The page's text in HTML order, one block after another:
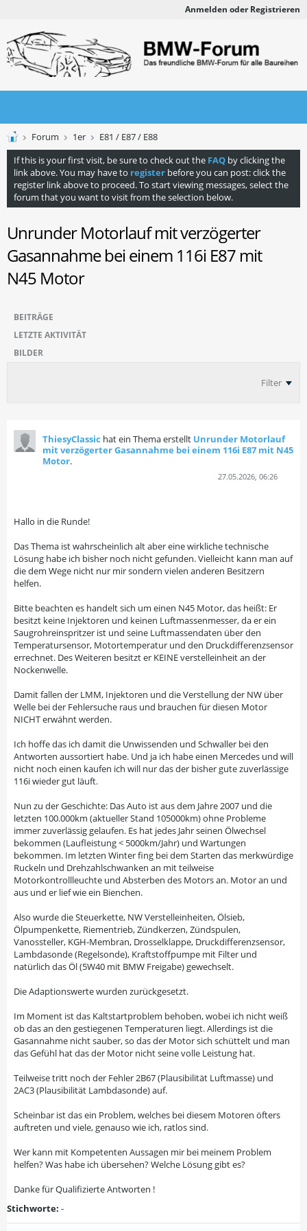
Anmelden oder Registrieren
Forum 1er
E81 / E87 / E88
If this is your first visit, be sure to check out the FAQ by clicking the
link above. You may have to register before you can post: click the
register link above to proceed. To start viewing messages, select the
forum that you want to visit from the selection below.
Unrunder Motorlauf mit verzögerter
Gasannahme bei einem 116i E87 mit
N45 Motor
BEITRÄGE
LETZTE AKTIVITÄT
BILDER
Filter
ThiesyClassic hat ein Thema erstellt Unrunder Motorlauf
mit verzögerter Gasannahme bei einem 116i E87 mit N45
Motor.
27.05.2026, 06:26
Hallo in die Runde!
Das Thema ist wahrscheinlich alt aber eine wirkliche technische
Lösung habe ich bisher noch nicht gefunden. Vielleicht kann man auf
die dem Wege nicht nur mir sondern vielen anderen Besitzern
helfen.
Bitte beachten es handelt sich um einen N45 Motor, das heißt: Er
besitzt keine Injektoren und keinen Luftmassenmesser, da er ein
Saugrohreinspritzer ist und seine Luftmassendaten über den
Temperatursensor, Motortemperatur und den Druckdifferenzsensor
errechnet. Des Weiteren besitzt er KEINE verstelleinheit an der
Nockenwelle.
Damit fallen der LMM, Injektoren und die Verstellung der NW über
Welle bei der Fehlersuche raus und brauchen für diesen Motor
NICHT erwähnt werden.
Ich hoffe das ich damit die Unwissenden und Schwaller bei den
Antworten aussortiert habe. Und ja ich habe einen Mercedes und will
nicht noch einen kaufen ich will nur das der bisher gute zuverlässige
116i wieder gut läuft.
Nun zu der Geschichte: Das Auto ist aus dem Jahre 2007 und die
letzten 100.000km (aktueller Stand 105000km) ohne Probleme
immer zuverlässig gelaufen. Es hat jedes Jahr seinen Ölwechsel
bekommen (Laufleistung < 5000km/Jahr) und Wartungen
bekommen. Im letzten Winter fing bei dem Starten das merkwürdige
Ruckeln und Drehzahlschwanken an mit teilweise
Motorkontrollleuchte und Absterben des Motors an. Motor an und
aus und er lief wie ein Bienchen.
Also wurde die Steuerkette, NW Verstelleinheiten, Ölsieb,
Ölpumpenkette, Riementrieb, Zündkerzen, Zündspulen,
Vanossteller, KGH-Membran, Drosselklappe, Druckdifferenzsensor,
Lambdasonde (Regelsonde), Kraftstoffpumpe mit Filter und
natürlich das Öl (5W40 mit BMW Freigabe) gewechselt.
Die Adaptionswerte wurden zurückgesetzt.
Im Moment ist das Kaltstartproblem behoben, wobei ich nicht weiß
ob das an den gestiegenen Temperaturen liegt. Allerdings ist die
Gasannahme nicht sauber, so das der Motor sich schüttelt und man
das Gefühl hat das der Motor nicht seine volle Leistung hat.
Teilweise tritt noch der Fehler 2B67 (Plausibilität Luftmasse) und
2AC3 (Plausibilität Lambdasonde) auf.
Scheinbar ist das ein Problem, welches bei diesem Motoren öfters
auftreten und viele, genauso wie ich, ratlos sind.
Wer kann mit Kompetenten Aussagen mir bei meinem Problem
helfen? Was habe ich übersehen? Welche Lösung gibt es?
Danke für Qualifizierte Antworten !​
Stichworte: -